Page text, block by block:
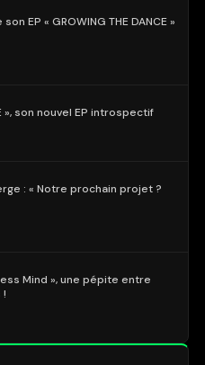
EP « GROWING THE DANCE »
», son nouvel EP introspectif
: « Notre prochain projet ?
Mind », une pépite entre
!